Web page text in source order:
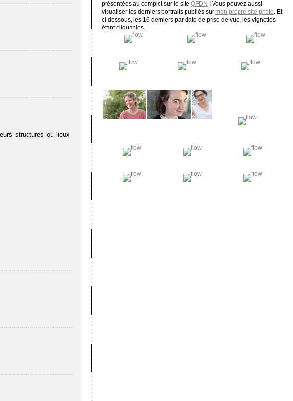
structures ou lieux
présentées au complet sur le site QFDN ! Vous pouvez aussi
visualiser les derniers portraits publiés sur mon propre site photo . Et
ci-dessous, les 16 derniers par date de prise de vue, les vignettes
étant cliquables.